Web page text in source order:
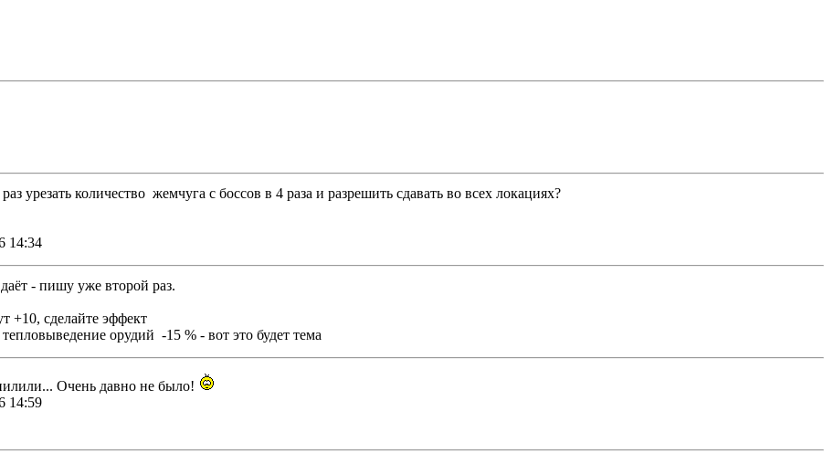
урезать количество жемчуга с боссов в 4 раза и разрешить сдавать во всех локациях?
14:34
- пишу уже второй раз.
+10, сделайте эффект
орудий -15 % - вот это будет тема
Очень давно не было!
14:59